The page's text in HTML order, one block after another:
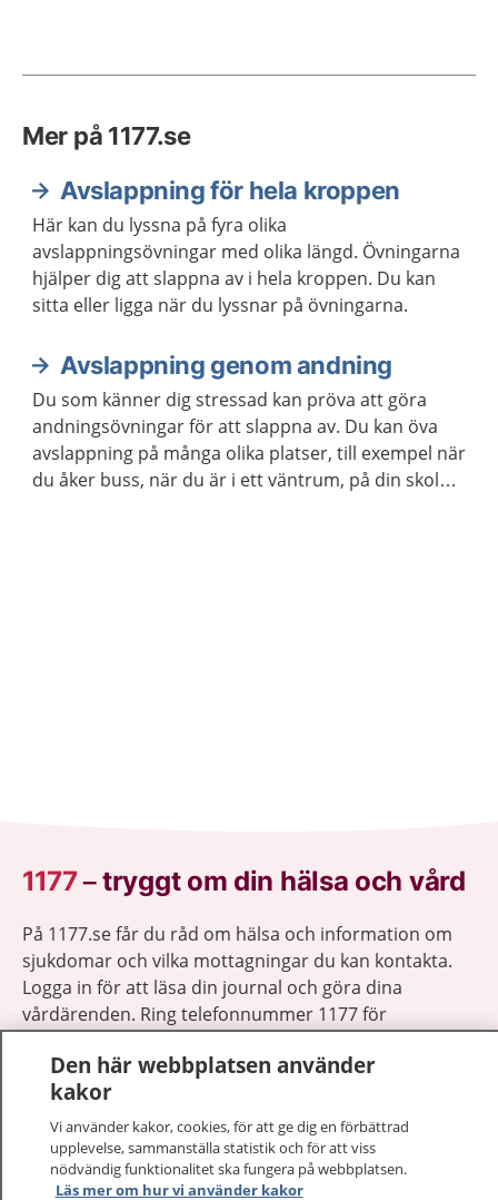
Mer på 1177.se
Avslappning för hela kroppen
Här kan du lyssna på fyra olika
avslappningsövningar med olika längd. Övningarna
hjälper dig att slappna av i hela kroppen. Du kan
sitta eller ligga när du lyssnar på övningarna.
Avslappning genom andning
Du som känner dig stressad kan pröva att göra
andningsövningar för att slappna av. Du kan öva
avslappning på många olika platser, till exempel när
du åker buss, när du är i ett väntrum, på din skola
1177–tryggt om din hälsa och vård
På 1177.se får du råd om hälsa och information om
sjukdomar och vilka mottagningar du kan kontakta.
Logga in för att läsa din journal och göra dina
vårdärenden. Ring telefonnummer 1177 för
sjukvårdsrådgivning dygnet runt.
1177 ger dig råd när du vill må bättre.
Den här webbplatsen använder
kakor
Vi använder kakor, cookies, för att ge dig en förbättrad
upplevelse, sammanställa statistik och för att viss
nödvändig funktionalitet ska fungera på webbplatsen.
Läs mer om hur vi använder kakor